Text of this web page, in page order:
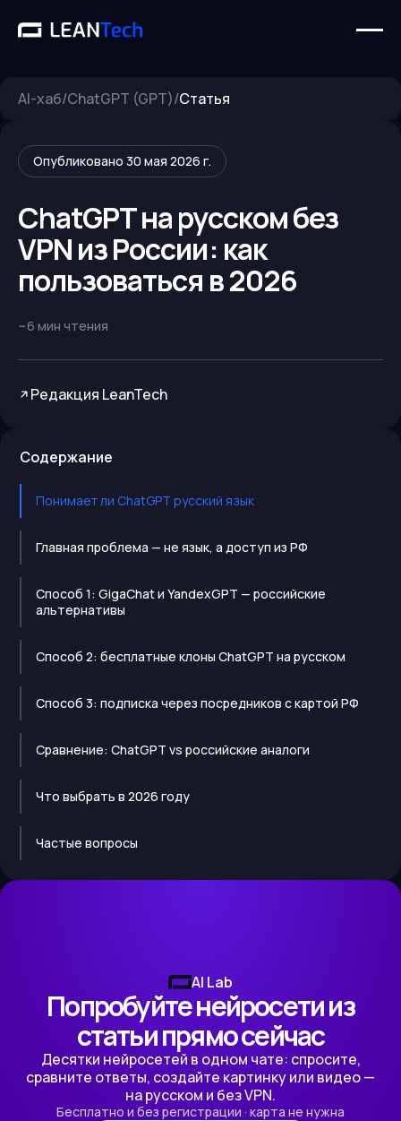
AI-хаб/ChatGPT (GPT)/Статья
Опубликовано 30 мая 2026 г.
ChatGPT на русском без
VPN из России: как
пользоваться в 2026
~6 мин чтения
Редакция LeanTech
Содержание
Понимает ли ChatGPT русский язык
Главная проблема — не язык, а доступ из РФ
Способ 1: GigaChat и YandexGPT — российские
альтернативы
Способ 2: бесплатные клоны ChatGPT на русском
Способ 3: подписка через посредников с картой РФ
Сравнение: ChatGPT vs российские аналоги
Что выбрать в 2026 году
Частые вопросы
AI Lab
Попробуйте нейросети из
статьи прямо сейчас
Десятки нейросетей в одном чате: спросите,
сравните ответы, создайте картинку или видео —
на русском и без VPN.
Бесплатно и без регистрации · карта не нужна